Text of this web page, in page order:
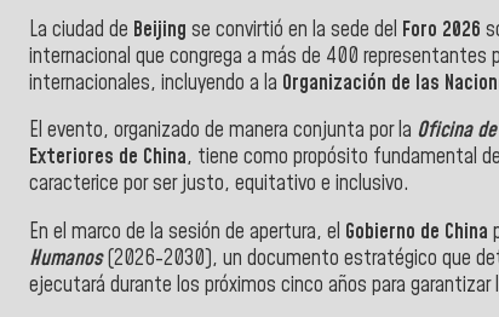
La ciudad de Beijing se convirtió en la sede del Foro 2026
internacional que congrega a más de 400
internacionales, incluyendo a la Organización de las
El evento, organizado de manera conjunta por la Oficina
Exteriores de China, tiene como propósito fundamental
caracterice por ser justo, equitativo e inclusivo.
En el marco de la sesión de apertura, el Gobierno de China
Humanos(2026-2030), un documento estratégico que
ejecutará durante los próximos cinco años para